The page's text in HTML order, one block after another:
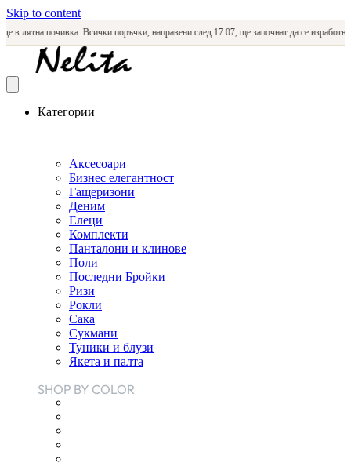
Skip to content
почивка. Всички поръчки, направени след 17.07, ще започнат да се изработват и
Категории
Аксесоари
Бизнес елегантност
Гащеризони
Деним
Елеци
Комплекти
Панталони и клинове
Поли
Последни Бройки
Ризи
Рокли
Сака
Сукмани
Туники и блузи
Якета и палта
SHOP BY COLOR